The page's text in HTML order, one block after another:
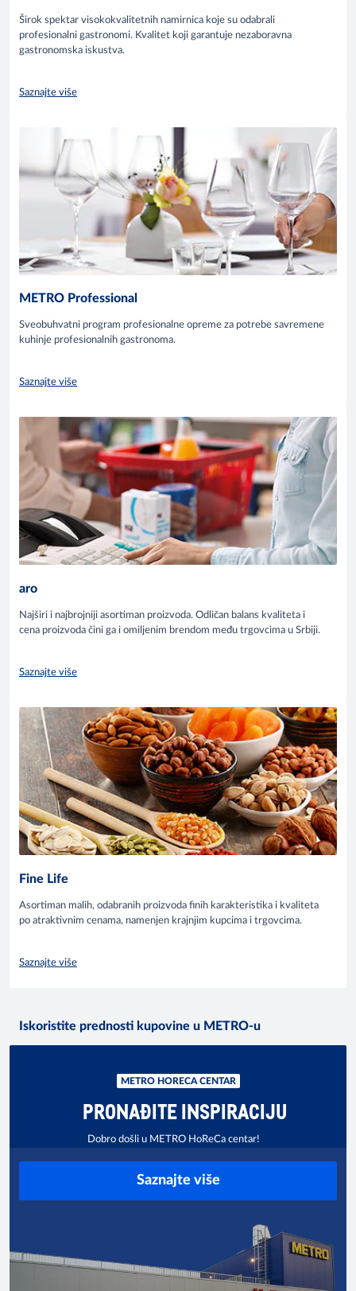
Širok spektar visokokvalitetnih namirnica koje su odabrali
profesionalni gastronomi. Kvalitet koji garantuje nezaboravna
gastronomska iskustva.
Saznajte više
METRO Professional
Sveobuhvatni program profesionalne opreme za potrebe savremene
kuhinje profesionalnih gastronoma.
Saznajte više
aro
Najširi i najbrojniji asortiman proizvoda. Odličan balans kvaliteta i
cena proizvoda čini ga i omiljenim brendom među trgovcima u Srbiji.
Saznajte više
Fine Life
Asortiman malih, odabranih proizvoda finih karakteristika i kvaliteta
po atraktivnim cenama, namenjen krajnjim kupcima i trgovcima.
Saznajte više
Iskoristite prednosti kupovine u METRO-u
METRO HORECA CENTAR
PRONAĐITE INSPIRACIJU
Dobro došli u METRO HoReCa centar!
Saznajte više